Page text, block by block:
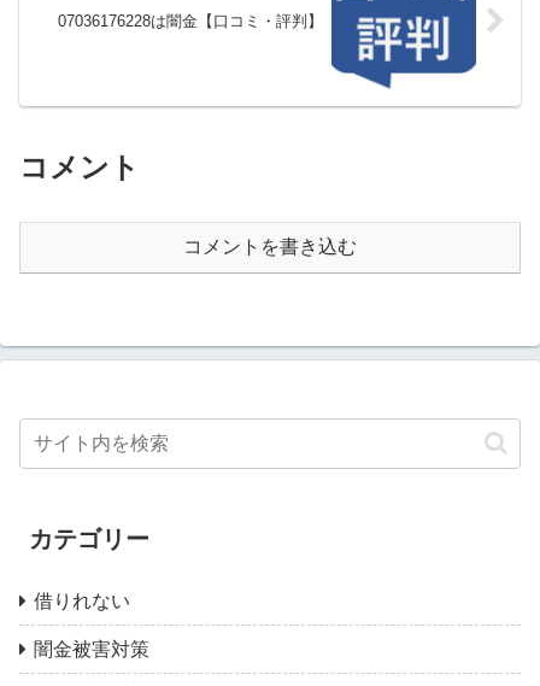
07036176228は闇金【口コミ・評判】
コメント
コメントを書き込む
カテゴリー
借りれない
闇金被害対策